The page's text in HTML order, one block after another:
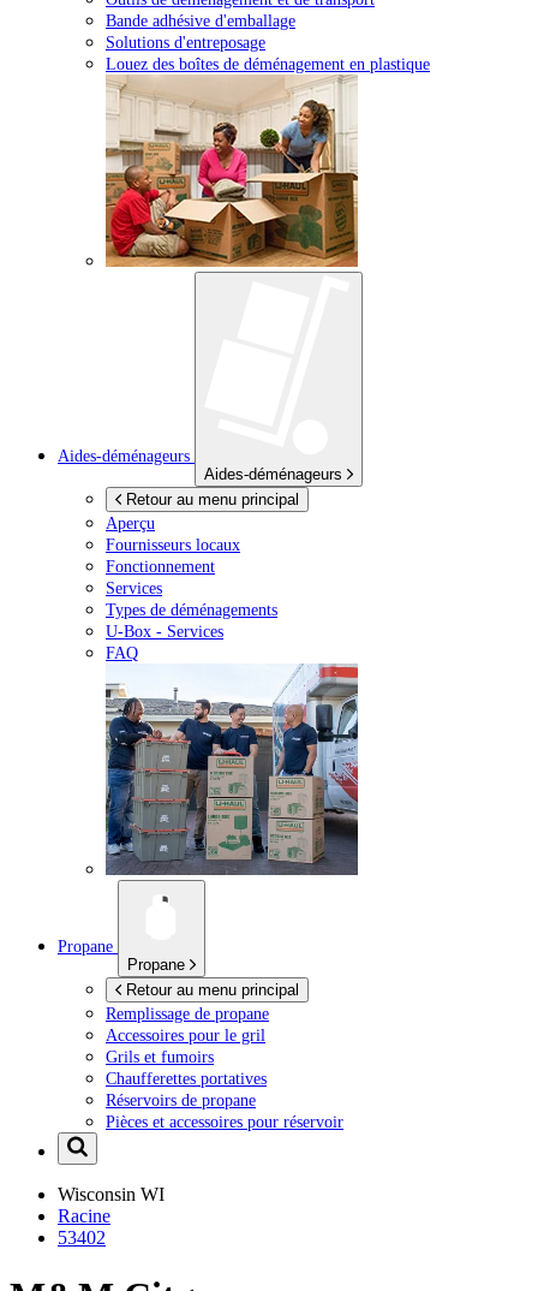
Bande adhésive d'emballage
Solutions d'entreposage
Louez des boîtes de déménagement en plastique
Aides-déménageurs
Aides-déménageurs
Retour au menu principal
Aperçu
Fournisseurs locaux
Fonctionnement
Services
Types de déménagements
U-Box - Services
FAQ
Propane
Propane
Retour au menu principal
Remplissage de propane
Accessoires pour le gril
Grils et fumoirs
Chaufferettes portatives
Réservoirs de propane
Pièces et accessoires pour réservoir
Wisconsin WI
Racine
53402